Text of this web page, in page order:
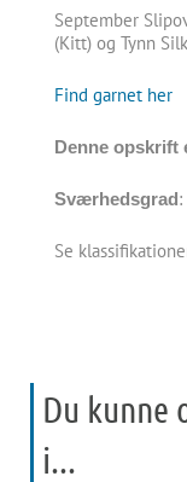
September
(Kitt) og Tynn
Find garnet her
Denne opskrift
Sværhedsgrad
Se
Du kunne
i...